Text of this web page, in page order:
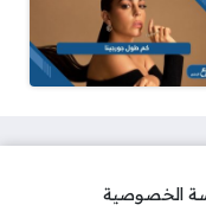
الخصوصية